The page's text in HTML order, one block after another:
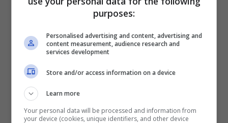
Gianni Nazzaro contro Gigi
D’Alessio: “Mi distacco con
orgoglio”
“Questa presunta eredità è la peggiore
offesa che mi possa fare perché non
riconosco in D’Alessio valori artistici o
purposes:
Personalised advertising and content, advertising and
content measurement, audience research and
services development
Store and/or access information on a device
Learn more
Your personal data will be processed and information from
your device (cookies, unique identifiers, and other device